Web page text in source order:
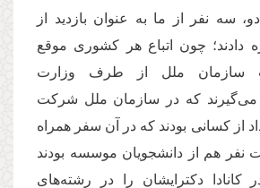
سه نفر از ما به عنوان بازدید از
دادند؛ چون اتباع هر کشوری موقع
سازمان ملل از طرف وزارت
می‌گیرند که در سازمان ملل شرکت
از کسانی بودند که در آن سفر همراه
نفر هم از دانشجویان موسسه بودند
کانادا دکترایشان را در رشته‌های